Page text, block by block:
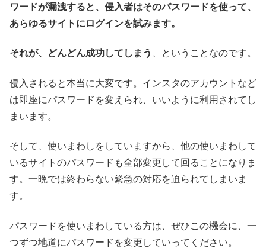
ワードが漏洩すると、侵入者はそのパスワードを使って、
あらゆるサイトにログインを試みます。
それが、どんどん成功してしまう 、ということなのです。
侵入されると本当に大変です。インスタのアカウントなど
は即座にパスワードを変えられ、いいように利用されてし
まいます。
そして、使いまわしをしていますから、他の使いまわして
いるサイトのパスワードも全部変更して回ることになりま
す。一晩では終わらない緊急の対応を迫られてしまいま
す。
パスワードを使いまわしている方は、ぜひこの機会に、一
つずつ地道にパスワードを変更していってください。